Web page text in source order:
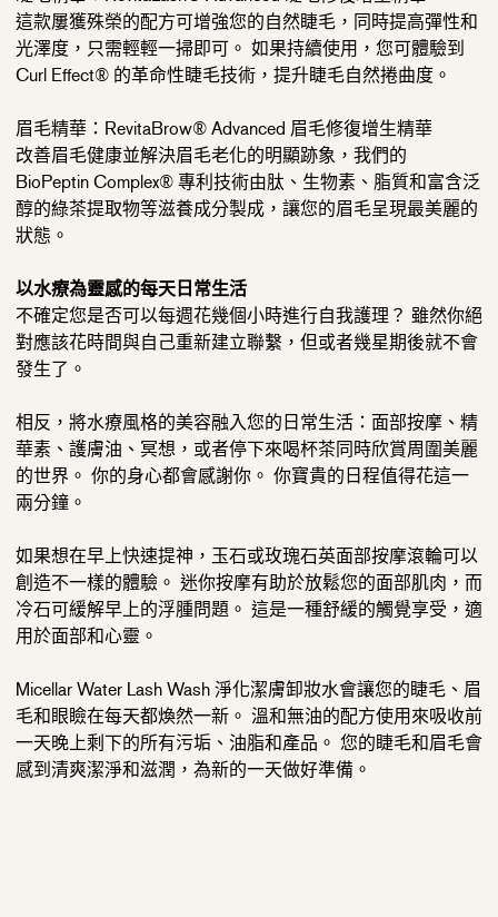
這款屢獲殊榮的配方可增強您的自然睫毛，同時提高彈性和
光澤度，只需輕輕一掃即可。 如果持續使用，您可體驗到
Curl Effect® 的革命性睫毛技術，提升睫毛自然捲曲度。
眉毛精華：RevitaBrow® Advanced 眉毛修復增生精華
改善眉毛健康並解決眉毛老化的明顯跡象，我們的
BioPeptin Complex® 專利技術由肽、生物素、脂質和富含泛
醇的綠茶提取物等滋養成分製成，讓您的眉毛呈現最美麗的
狀態。
以水療為靈感的每天日常生活
不確定您是否可以每週花幾個小時進行自我護理？ 雖然你絕
對應該花時間與自己重新建立聯繫，但或者幾星期後就不會
發生了。
相反，將水療風格的美容融入您的日常生活：面部按摩、精
華素、護膚油、冥想，或者停下來喝杯茶同時欣賞周圍美麗
的世界。 你的身心都會感謝你。 你寶貴的日程值得花這一
兩分鐘。
如果想在早上快速提神，玉石或玫瑰石英面部按摩滾輪可以
創造不一樣的體驗。 迷你按摩有助於放鬆您的面部肌肉，而
冷石可緩解早上的浮腫問題。 這是一種舒緩的觸覺享受，適
用於面部和心靈。
Micellar Water Lash Wash 淨化潔膚卸妝水會讓您的睫毛、眉
毛和眼瞼在每天都煥然一新。 溫和無油的配方使用來吸收前
一天晚上剩下的所有污垢、油脂和產品。 您的睫毛和眉毛會
感到清爽潔淨和滋潤，為新的一天做好準備。